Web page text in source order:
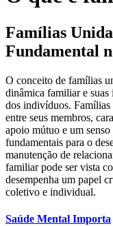
Famílias
Fundamental
O conceito de famílias
dinâmica familiar e suas
dos indivíduos. Famílias
entre seus membros,
apoio mútuo e um senso
fundamentais para o
manutenção de
familiar pode ser vista
desempenha um papel
coletivo e individual.
Saúde Mental Importa